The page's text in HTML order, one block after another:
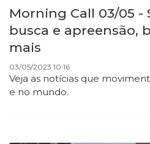
Morning Call 03/05 -
busca e apreensão,
mais
03/05/2023 10:16
Veja as notícias que
e no mundo.